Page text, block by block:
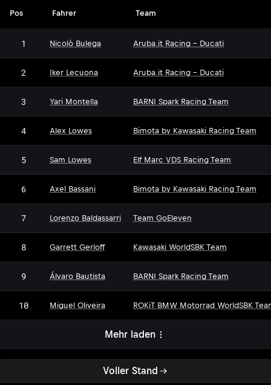
Voller Stand
Pos Fahrer Team
1 Nicolò Bulega Aruba.it Racing - Ducati
2 Iker Lecuona Aruba.it Racing - Ducati
3 Yari Montella BARNI Spark Racing Team
4 Alex Lowes Bimota by Kawasaki Racing Team
5 Sam Lowes Elf Marc VDS Racing Team
6 Axel Bassani Bimota by Kawasaki Racing Team
7 Lorenzo Baldassarri Team GoEleven
8 Garrett Gerloff Kawasaki WorldSBK Team
9 Álvaro Bautista BARNI Spark Racing Team
10 Miguel Oliveira ROKiT BMW Motorrad WorldSBK
Mehr laden